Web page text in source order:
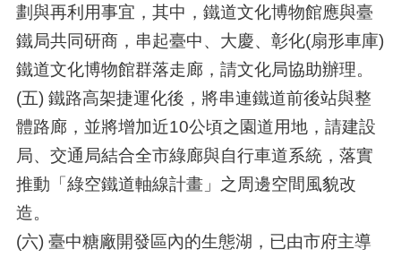
劃與再利用事宜，其中，鐵道文化博物館應與臺
鐵局共同研商，串起臺中、大慶、彰化(扇形車庫)
鐵道文化博物館群落走廊，請文化局協助辦理。
(五) 鐵路高架捷運化後，將串連鐵道前後站與整
體路廊，並將增加近10公頃之園道用地，請建設
局、交通局結合全市綠廊與自行車道系統，落實
推動「綠空鐵道軸線計畫」之周邊空間風貌改
造。
(六) 臺中糖廠開發區內的生態湖，已由市府主導